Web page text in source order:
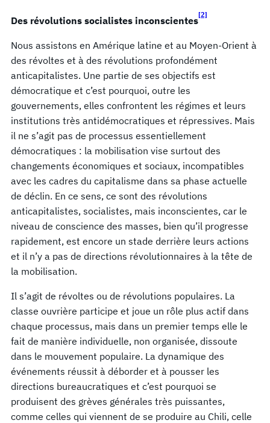
Des révolutions socialistes inconscientes[2]
Nous assistons en Amérique latine et au Moyen-Orient à
des révoltes et à des révolutions profondément
anticapitalistes. Une partie de ses objectifs est
démocratique et c’est pourquoi, outre les
gouvernements, elles confrontent les régimes et leurs
institutions très antidémocratiques et répressives. Mais
il ne s’agit pas de processus essentiellement
démocratiques : la mobilisation vise surtout des
changements économiques et sociaux, incompatibles
avec les cadres du capitalisme dans sa phase actuelle
de déclin. En ce sens, ce sont des révolutions
anticapitalistes, socialistes, mais inconscientes, car le
niveau de conscience des masses, bien qu’il progresse
rapidement, est encore un stade derrière leurs actions
et il n’y a pas de directions révolutionnaires à la tête de
la mobilisation.
Il s’agit de révoltes ou de révolutions populaires. La
classe ouvrière participe et joue un rôle plus actif dans
chaque processus, mais dans un premier temps elle le
fait de manière individuelle, non organisée, dissoute
dans le mouvement populaire. La dynamique des
événements réussit à déborder et à pousser les
directions bureaucratiques et c’est pourquoi se
produisent des grèves générales très puissantes,
comme celles qui viennent de se produire au Chili, celle